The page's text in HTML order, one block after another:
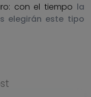
con el tiempo la
elegirán este tipo